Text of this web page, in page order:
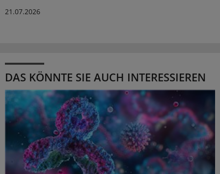
21.07.2026
DAS KÖNNTE SIE AUCH INTERESSIEREN